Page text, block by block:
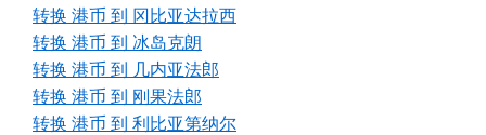
转换 港币 到 冈比亚达拉西
转换 港币 到 冰岛克朗
转换 港币 到 几内亚法郎
转换 港币 到 刚果法郎
转换 港币 到 利比亚第纳尔